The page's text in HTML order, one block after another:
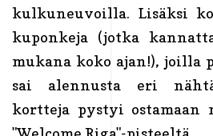
kulkuneuvoilla. Lisäksi
kuponkeja (jotka
mukana koko ajan!), joilla
sai alennusta eri
kortteja pystyi ostamaan